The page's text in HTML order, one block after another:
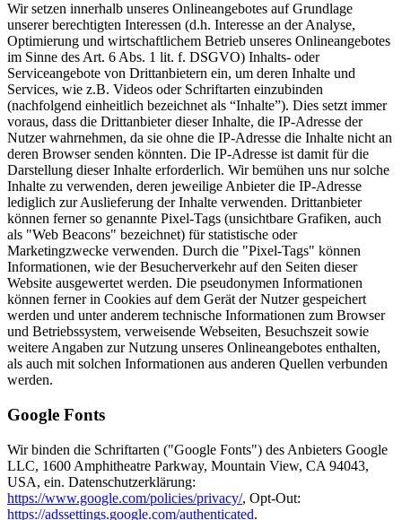
Wir setzen innerhalb unseres Onlineangebotes auf Grundlage
unserer berechtigten Interessen (d.h. Interesse an der Analyse,
Optimierung und wirtschaftlichem Betrieb unseres Onlineangebotes
im Sinne des Art. 6 Abs. 1 lit. f. DSGVO) Inhalts- oder
Serviceangebote von Drittanbietern ein, um deren Inhalte und
Services, wie z.B. Videos oder Schriftarten einzubinden
(nachfolgend einheitlich bezeichnet als “Inhalte”). Dies setzt immer
voraus, dass die Drittanbieter dieser Inhalte, die IP-Adresse der
Nutzer wahrnehmen, da sie ohne die IP-Adresse die Inhalte nicht an
deren Browser senden könnten. Die IP-Adresse ist damit für die
Darstellung dieser Inhalte erforderlich. Wir bemühen uns nur solche
Inhalte zu verwenden, deren jeweilige Anbieter die IP-Adresse
lediglich zur Auslieferung der Inhalte verwenden. Drittanbieter
können ferner so genannte Pixel-Tags (unsichtbare Grafiken, auch
als "Web Beacons" bezeichnet) für statistische oder
Marketingzwecke verwenden. Durch die "Pixel-Tags" können
Informationen, wie der Besucherverkehr auf den Seiten dieser
Website ausgewertet werden. Die pseudonymen Informationen
können ferner in Cookies auf dem Gerät der Nutzer gespeichert
werden und unter anderem technische Informationen zum Browser
und Betriebssystem, verweisende Webseiten, Besuchszeit sowie
weitere Angaben zur Nutzung unseres Onlineangebotes enthalten,
als auch mit solchen Informationen aus anderen Quellen verbunden
werden.
Google Fonts
Wir binden die Schriftarten ("Google Fonts") des Anbieters Google
LLC, 1600 Amphitheatre Parkway, Mountain View, CA 94043,
USA, ein. Datenschutzerklärung:
https://www.google.com/policies/privacy/, Opt-Out:
https://adssettings.google.com/authenticated.